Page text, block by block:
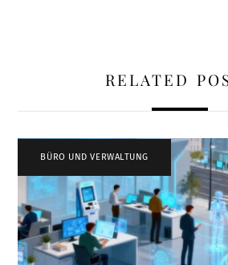
RELATED
BÜRO UND VERWALTUNG